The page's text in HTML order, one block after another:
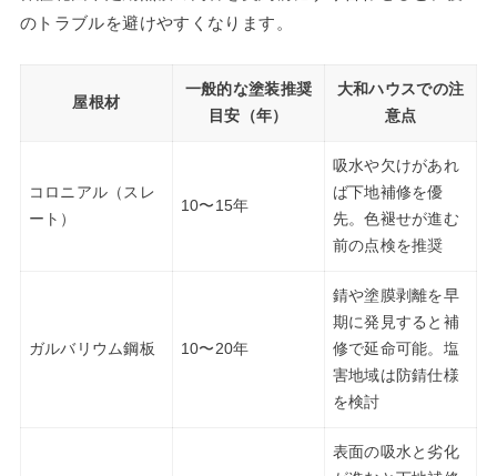
のトラブルを避けやすくなります。
屋根材
一般的な塗装推奨
目安（年）
大和ハウスでの注
意点
コロニアル（スレ
ート）
10〜15年
吸水や欠けがあれ
ば下地補修を優
先。色褪せが進む
前の点検を推奨
ガルバリウム鋼板 10〜20年
錆や塗膜剥離を早
期に発見すると補
修で延命可能。塩
害地域は防錆仕様
を検討
表面の吸水と劣化